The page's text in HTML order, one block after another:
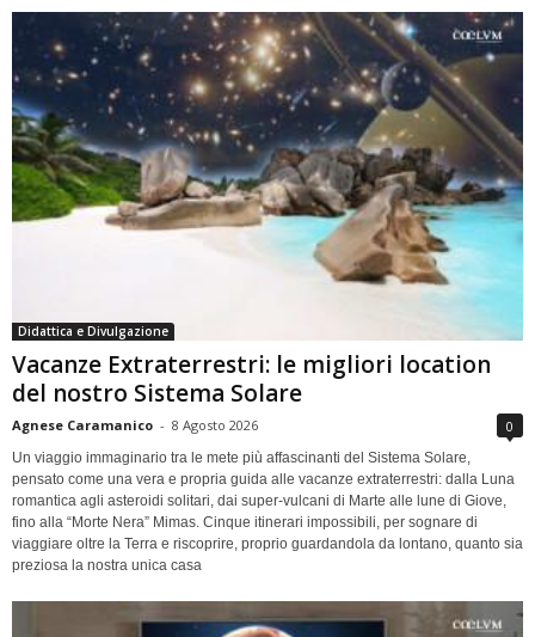
Didattica e Divulgazione
Vacanze Extraterrestri: le migliori location
del nostro Sistema Solare
Agnese Caramanico - 8 Agosto 2026 0
Un viaggio immaginario tra le mete più affascinanti del Sistema Solare,
pensato come una vera e propria guida alle vacanze extraterrestri: dalla Luna
romantica agli asteroidi solitari, dai super-vulcani di Marte alle lune di Giove,
fino alla “Morte Nera” Mimas. Cinque itinerari impossibili, per sognare di
viaggiare oltre la Terra e riscoprire, proprio guardandola da lontano, quanto sia
preziosa la nostra unica casa